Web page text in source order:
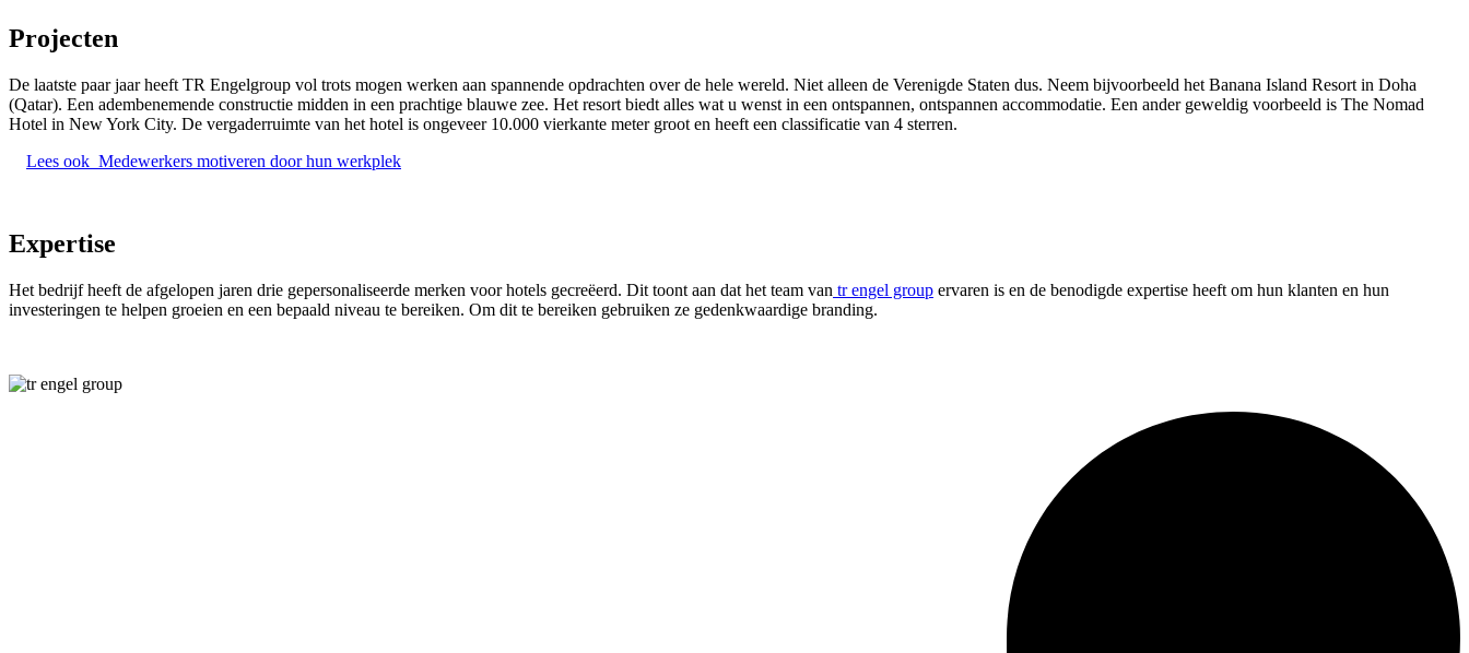
Projecten
De laatste paar jaar heeft TR Engelgroup vol trots mogen werken aan spannende opdrachten over de hele wereld. Niet alleen de Verenigde Staten dus. Neem bijvoorbeeld het Banana Island Resort in Doha
(Qatar). Een adembenemende constructie midden in een prachtige blauwe zee. Het resort biedt alles wat u wenst in een ontspannen, ontspannen accommodatie. Een ander geweldig voorbeeld is The Nomad
Hotel in New York City. De vergaderruimte van het hotel is ongeveer 10.000 vierkante meter groot en heeft een classificatie van 4 sterren.
Lees ook Medewerkers motiveren door hun werkplek
Expertise
Het bedrijf heeft de afgelopen jaren drie gepersonaliseerde merken voor hotels gecreëerd. Dit toont aan dat het team van tr engel group ervaren is en de benodigde expertise heeft om hun klanten en hun
investeringen te helpen groeien en een bepaald niveau te bereiken. Om dit te bereiken gebruiken ze gedenkwaardige branding.